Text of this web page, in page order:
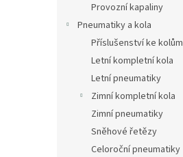
Provozní kapaliny
Pneumatiky a kola
Příslušenství ke kolům
Letní kompletní kola
Letní pneumatiky
Zimní kompletní kola
Zimní pneumatiky
Sněhové řetězy
Celoroční pneumatiky